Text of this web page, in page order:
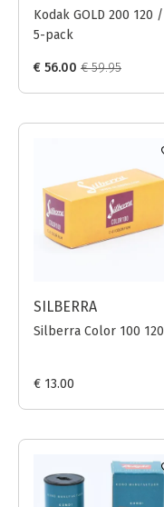
Kodak GOLD 200 120 /
5-pack
€ 56.00 € 59.95
SILBERRA
Silberra Color 100 120
€ 13.00